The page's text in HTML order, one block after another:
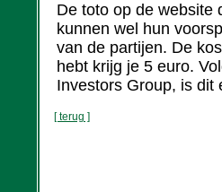
De toto op de website
kunnen wel hun
van de partijen. De
hebt krijg je 5 euro.
Investors Group, is dit
[ terug ]